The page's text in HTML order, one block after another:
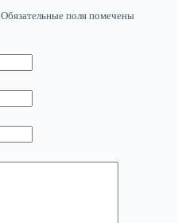
Обязательные поля помечены